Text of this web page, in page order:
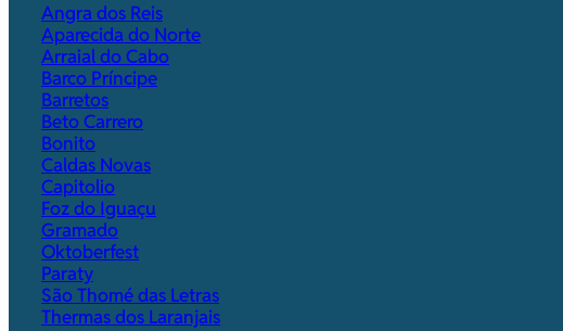
Angra dos Reis
Aparecida do Norte
Arraial do Cabo
Barco Príncipe
Barretos
Beto Carrero
Bonito
Caldas Novas
Capitolio
Foz do Iguaçu
Gramado
Oktoberfest
Paraty
São Thomé das Letras
Thermas dos Laranjais